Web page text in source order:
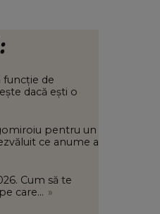
funcție de
dacă ești o
pentru un
ce anume a
Cum să te
care... »